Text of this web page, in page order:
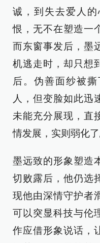
诚，到失去爱人
恨，无不在塑造一
而东窗事发后，墨
机逃走时，却只想
后。伪善面纱被
人，但变脸如此迅
未能充分展现，直
情发展，实则弱化
墨远致的形象塑造
切败露后，他仍选
现他由深情守护者
可以突显科技与伦
作应借形象说话，